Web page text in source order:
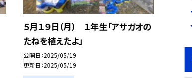
５月１９日（月） １年生「アサガオの
たねを植えたよ」
公開日 2025/05/19
更新日 2025/05/19